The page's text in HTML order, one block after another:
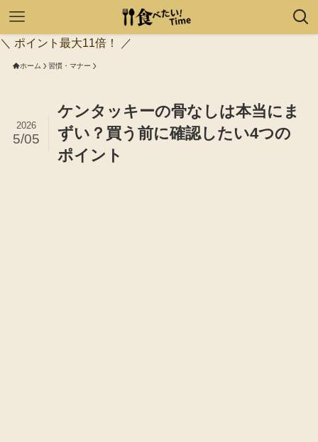
＼ ポイント最大11倍！ ／
ホーム 習慣・マナー
ケンタッキーの骨なしは本当にま
ずい？買う前に確認したい4つの
ポイント
2026
5/05